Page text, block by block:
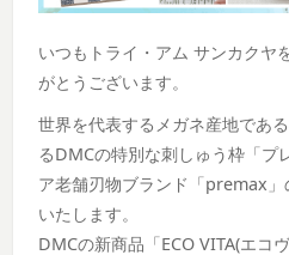
いつもトライ・アム サンカクヤ
がとうございます。
世界を代表するメガネ産地であ
るDMCの特別な刺しゅう枠「プ
ア老舗刃物ブランド「premax
いたします。
DMCの新商品「ECO VITA(エコ